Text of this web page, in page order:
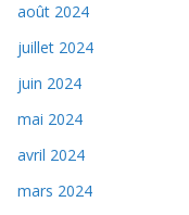
août 2024
juillet 2024
juin 2024
mai 2024
avril 2024
mars 2024